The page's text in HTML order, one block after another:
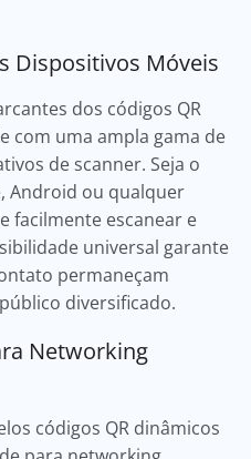
Dispositivos Móveis
dos códigos QR
com uma ampla gama de
de scanner. Seja o
Android ou qualquer
facilmente escanear e
universal garante
permaneçam
diversificado.
Networking
códigos QR dinâmicos